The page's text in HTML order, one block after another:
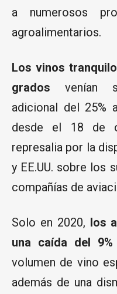
a numerosos
agroalimentarios.
Los vinos
grados venían
adicional del 25%
desde el 18 de
represalia por la
y EE.UU. sobre los
compañías de
Solo en 2020, los
una caída del 9%
volumen de vino
además de una